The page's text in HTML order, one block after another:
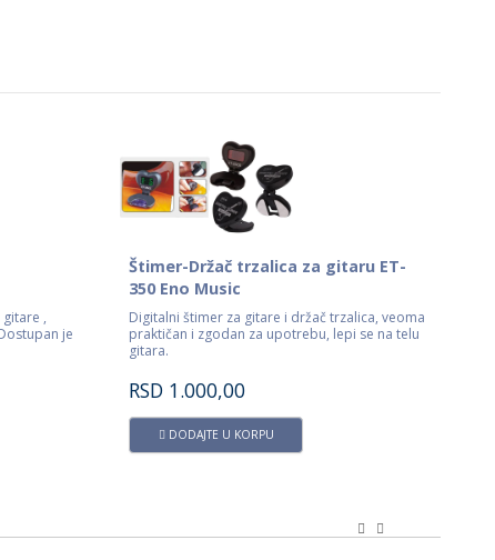
,
je
Štimer-Držač trzalica za gitaru ET-
350 Eno Music
Digitalni štimer za gitare i držač trzalica, veoma
praktičan i zgodan za upotrebu, lepi se na telu
gitara.
RSD 1.000,00
DODAJTE U KORPU